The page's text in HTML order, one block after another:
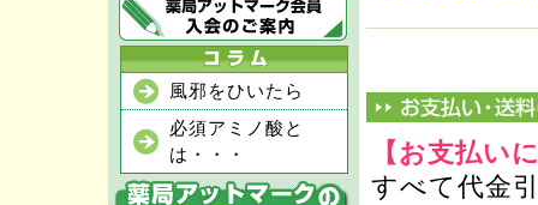
風邪をひいたら
必須アミノ酸と
は・・・
【お支払い
すべて代金